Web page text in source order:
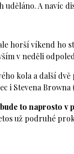
uděláno. A navíc
horší víkend ho
v neděli
kola a další
i Stevena Browna
to naprosto v
už podruhé